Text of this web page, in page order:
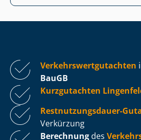
Ver­kehrs­wert­gut­ach­ten
BauGB
Kurzgutachten
Rest­nut­zungs­dau­er-
Verkürzung
Berechnung des